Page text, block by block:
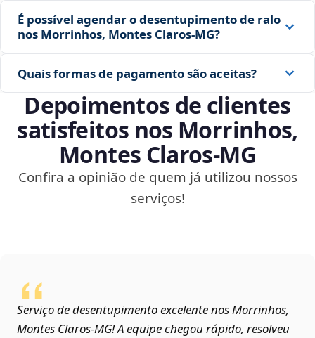
É possível agendar o desentupimento de ralo
nos Morrinhos, Montes Claros‑MG?
Quais formas de pagamento são aceitas?
Depoimentos de clientes
satisfeitos nos Morrinhos,
Montes Claros‑MG
Confira a opinião de quem já utilizou nossos
serviços!
Serviço de desentupimento excelente nos Morrinhos,
Montes Claros‑MG! A equipe chegou rápido, resolveu